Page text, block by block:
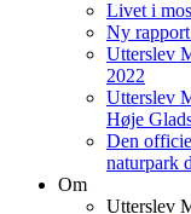
Livet i
Ny
Utterslev
2022
Utterslev
Høje
Den
naturpark
Om
Utterslev